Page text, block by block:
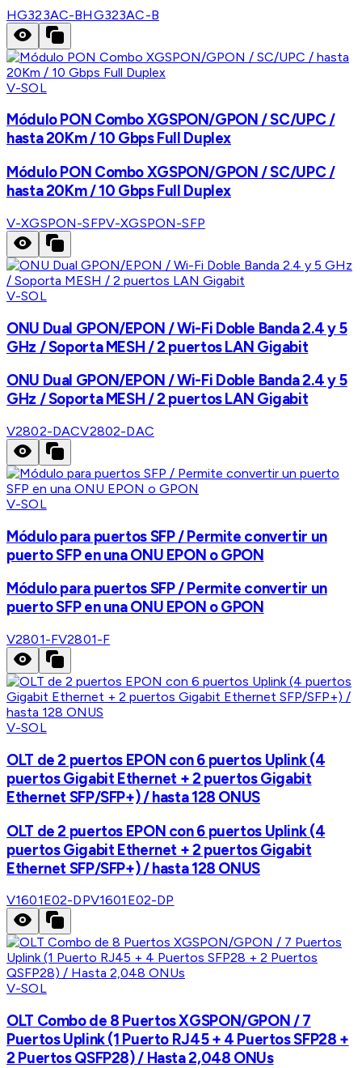
HG323AC-BHG323AC-B
V-SOL
Módulo PON Combo XGSPON/GPON / SC/UPC /
hasta 20Km / 10 Gbps Full Duplex
Módulo PON Combo XGSPON/GPON / SC/UPC /
hasta 20Km / 10 Gbps Full Duplex
V-XGSPON-SFPV-XGSPON-SFP
V-SOL
ONU Dual GPON/EPON / Wi-Fi Doble Banda 2.4 y 5
GHz / Soporta MESH / 2 puertos LAN Gigabit
ONU Dual GPON/EPON / Wi-Fi Doble Banda 2.4 y 5
GHz / Soporta MESH / 2 puertos LAN Gigabit
V2802-DACV2802-DAC
V-SOL
Módulo para puertos SFP / Permite convertir un
puerto SFP en una ONU EPON o GPON
Módulo para puertos SFP / Permite convertir un
puerto SFP en una ONU EPON o GPON
V2801-FV2801-F
V-SOL
OLT de 2 puertos EPON con 6 puertos Uplink (4
puertos Gigabit Ethernet + 2 puertos Gigabit
Ethernet SFP/SFP+) / hasta 128 ONUS
OLT de 2 puertos EPON con 6 puertos Uplink (4
puertos Gigabit Ethernet + 2 puertos Gigabit
Ethernet SFP/SFP+) / hasta 128 ONUS
V1601E02-DPV1601E02-DP
V-SOL
OLT Combo de 8 Puertos XGSPON/GPON / 7
Puertos Uplink (1 Puerto RJ45 + 4 Puertos SFP28 +
2 Puertos QSFP28) / Hasta 2,048 ONUs